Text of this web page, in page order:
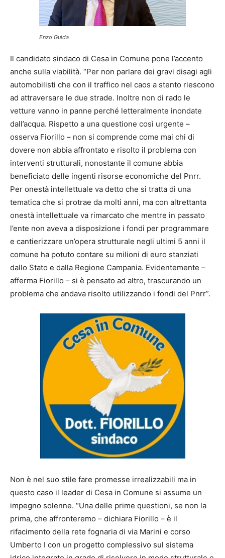
Enzo Guida
Il candidato sindaco di Cesa in Comune pone l’accento
anche sulla viabilità. “Per non parlare dei gravi disagi agli
automobilisti che con il traffico nel caos a stento riescono
ad attraversare le due strade. Inoltre non di rado le
vetture vanno in panne perché letteralmente inondate
dall’acqua. Rispetto a una questione così urgente –
osserva Fiorillo – non si comprende come mai chi di
dovere non abbia affrontato e risolto il problema con
interventi strutturali, nonostante il comune abbia
beneficiato delle ingenti risorse economiche del Pnrr.
Per onestà intellettuale va detto che si tratta di una
tematica che si protrae da molti anni, ma con altrettanta
onestà intellettuale va rimarcato che mentre in passato
l’ente non aveva a disposizione i fondi per programmare
e cantierizzare un’opera strutturale negli ultimi 5 anni il
comune ha potuto contare su milioni di euro stanziati
dallo Stato e dalla Regione Campania. Evidentemente –
afferma Fiorillo – si è pensato ad altro, trascurando un
problema che andava risolto utilizzando i fondi del Pnrr”.
Non è nel suo stile fare promesse irrealizzabili ma in
questo caso il leader di Cesa in Comune si assume un
impegno solenne. “Una delle prime questioni, se non la
prima, che affronteremo – dichiara Fiorillo – è il
rifacimento della rete fognaria di via Marini e corso
Umberto I con un progetto complessivo sul sistema